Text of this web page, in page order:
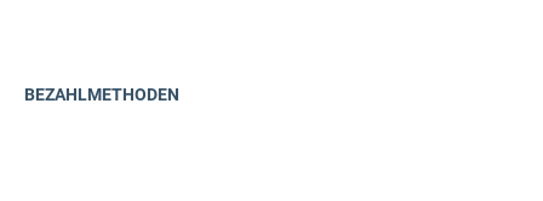
BEZAHLMETHODEN